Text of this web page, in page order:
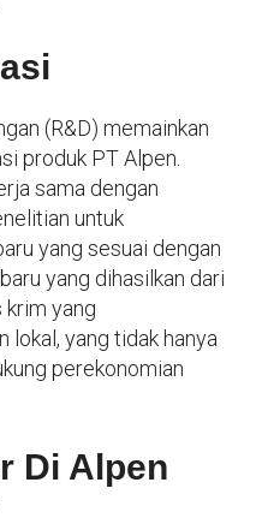
(R&D) memainkan
produk PT Alpen.
sama dengan
untuk
yang sesuai dengan
yang dihasilkan dari
krim yang
lokal, yang tidak hanya
perekonomian
Di Alpen